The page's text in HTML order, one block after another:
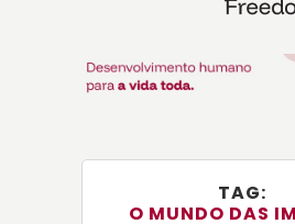
TAG
O MUNDO DAS